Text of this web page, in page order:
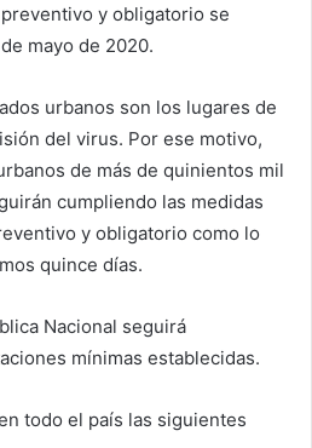
y obligatorio se
mayo de 2020.
urbanos son los lugares de
del virus. Por ese motivo,
de más de quinientos mil
cumpliendo las medidas
y obligatorio como lo
quince días.
Nacional seguirá
mínimas establecidas.
todo el país las siguientes